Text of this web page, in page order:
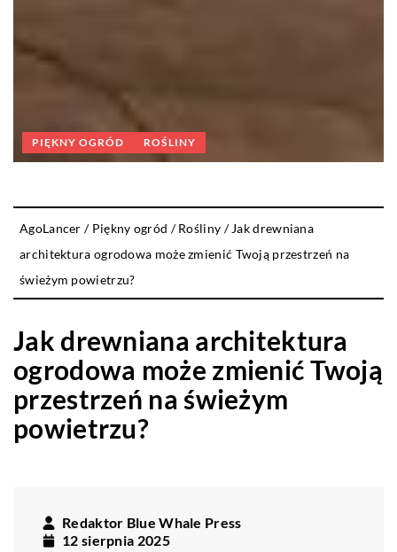
PIĘKNY OGRÓD ROŚLINY
AgoLancer / Piękny ogród /Rośliny / Jak drewniana
architektura ogrodowa może zmienić Twoją przestrzeń na
świeżym powietrzu?
Jak drewniana architektura
ogrodowa może zmienić Twoją
przestrzeń na świeżym
powietrzu?
Redaktor Blue Whale Press
12 sierpnia 2025